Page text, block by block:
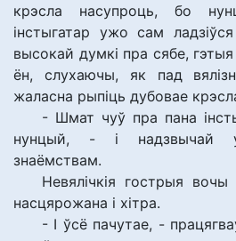
крэсла насупроць, бо
інстыгатар ужо сам
высокай думкі пра сябе,
ён, слухаючы, як пад
жаласна рыпіць дубовае
- Шмат чуў пра пана
нунцый, - і надзвычай
знаёмствам.
Невялічкія гострыя вочы
насцярожана і хітра.
- І ўсё пачутае, -